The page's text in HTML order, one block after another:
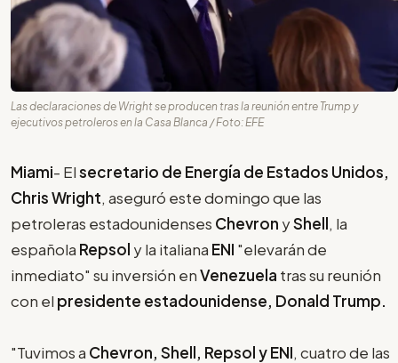
Las declaraciones de Wright se producen tras la reunión entre Trump y
ejecutivos petroleros en la Casa Blanca / Foto: EFE
Miami- Elsecretario de Energía de Estados Unidos,
Chris Wright, aseguró este domingo que las
petroleras estadounidenses Chevron yShell, la
española Repsol y la italiana ENI "elevarán de
inmediato" su inversión enVenezuela tras su reunión
con el presidente estadounidense, Donald Trump.
"Tuvimos a Chevron, Shell, Repsol y ENI, cuatro de las